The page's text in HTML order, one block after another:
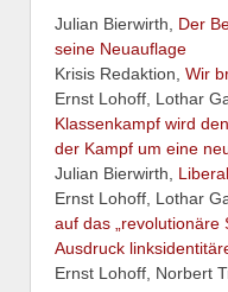
Julian Bierwirth, Der
seine Neuauflage
Krisis Redaktion, Wir
Ernst Lohoff, Lothar
Klassenkampf wird
der Kampf um eine
Julian Bierwirth,
Ernst Lohoff, Lothar
auf das „revolutionäre
Ausdruck
Ernst Lohoff, Norbert